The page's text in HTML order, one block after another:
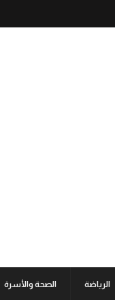
الرياضة الصحة والأسرة